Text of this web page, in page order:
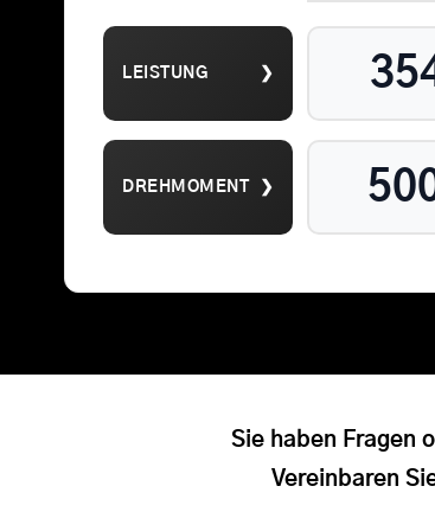
LEISTUNG ❯
DREHMOMENT ❯
Sie haben Fragen
Vereinbaren